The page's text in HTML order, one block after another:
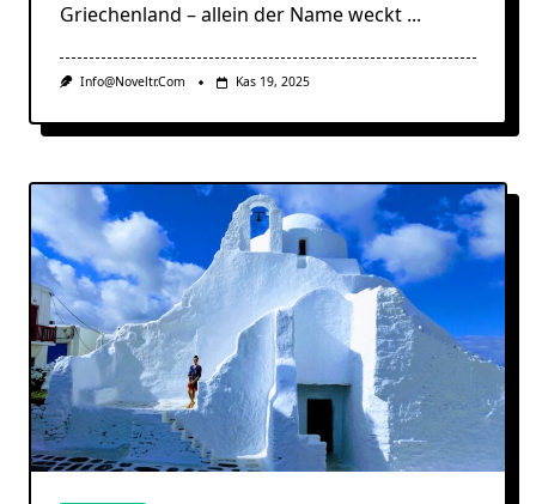
Griechenland – allein der Name weckt ...
Info@noveltr.com Kas 19, 2025